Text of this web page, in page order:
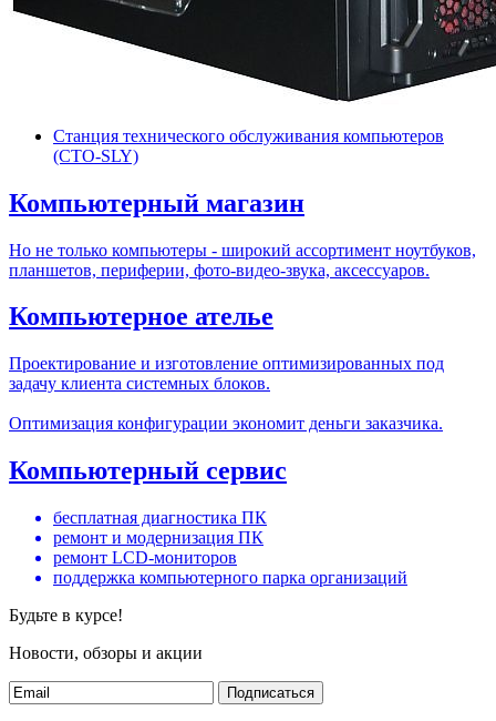
Станция технического обслуживания компьютеров
(СТО-SLY)
Компьютерный магазин
Но не только компьютеры - широкий ассортимент ноутбуков,
планшетов, периферии, фото-видео-звука, аксессуаров.
Компьютерное ателье
Проектирование и изготовление оптимизированных под
задачу клиента системных блоков.
Оптимизация конфигурации экономит деньги заказчика.
Компьютерный сервис
бесплатная диагностика ПК
ремонт и модернизация ПК
ремонт LCD-мониторов
поддержка компьютерного парка организаций
Будьте в курсе!
Новости, обзоры и акции
Подписаться